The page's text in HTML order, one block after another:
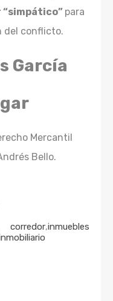
para
del conflicto.
García
Mercantil
Bello.
corredor,inmuebles